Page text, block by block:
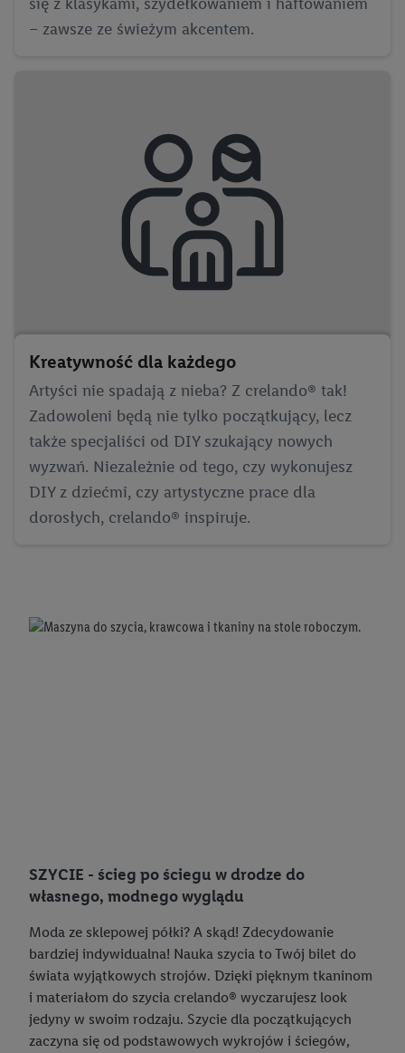
– zawsze ze świeżym akcentem.
Kreatywność dla każdego
Artyści nie spadają z nieba? Z crelando® tak!
Zadowoleni będą nie tylko początkujący, lecz
także specjaliści od DIY szukający nowych
wyzwań. Niezależnie od tego, czy wykonujesz
DIY z dziećmi, czy artystyczne prace dla
dorosłych, crelando® inspiruje.
SZYCIE - ścieg po ściegu w drodze do
własnego, modnego wyglądu
Moda ze sklepowej półki? A skąd! Zdecydowanie
bardziej indywidualna! Nauka szycia to Twój bilet do
świata wyjątkowych strojów. Dzięki pięknym tkaninom
i materiałom do szycia crelando® wyczarujesz look
jedyny w swoim rodzaju. Szycie dla początkujących
zaczyna się od podstawowych wykrojów i ściegów,